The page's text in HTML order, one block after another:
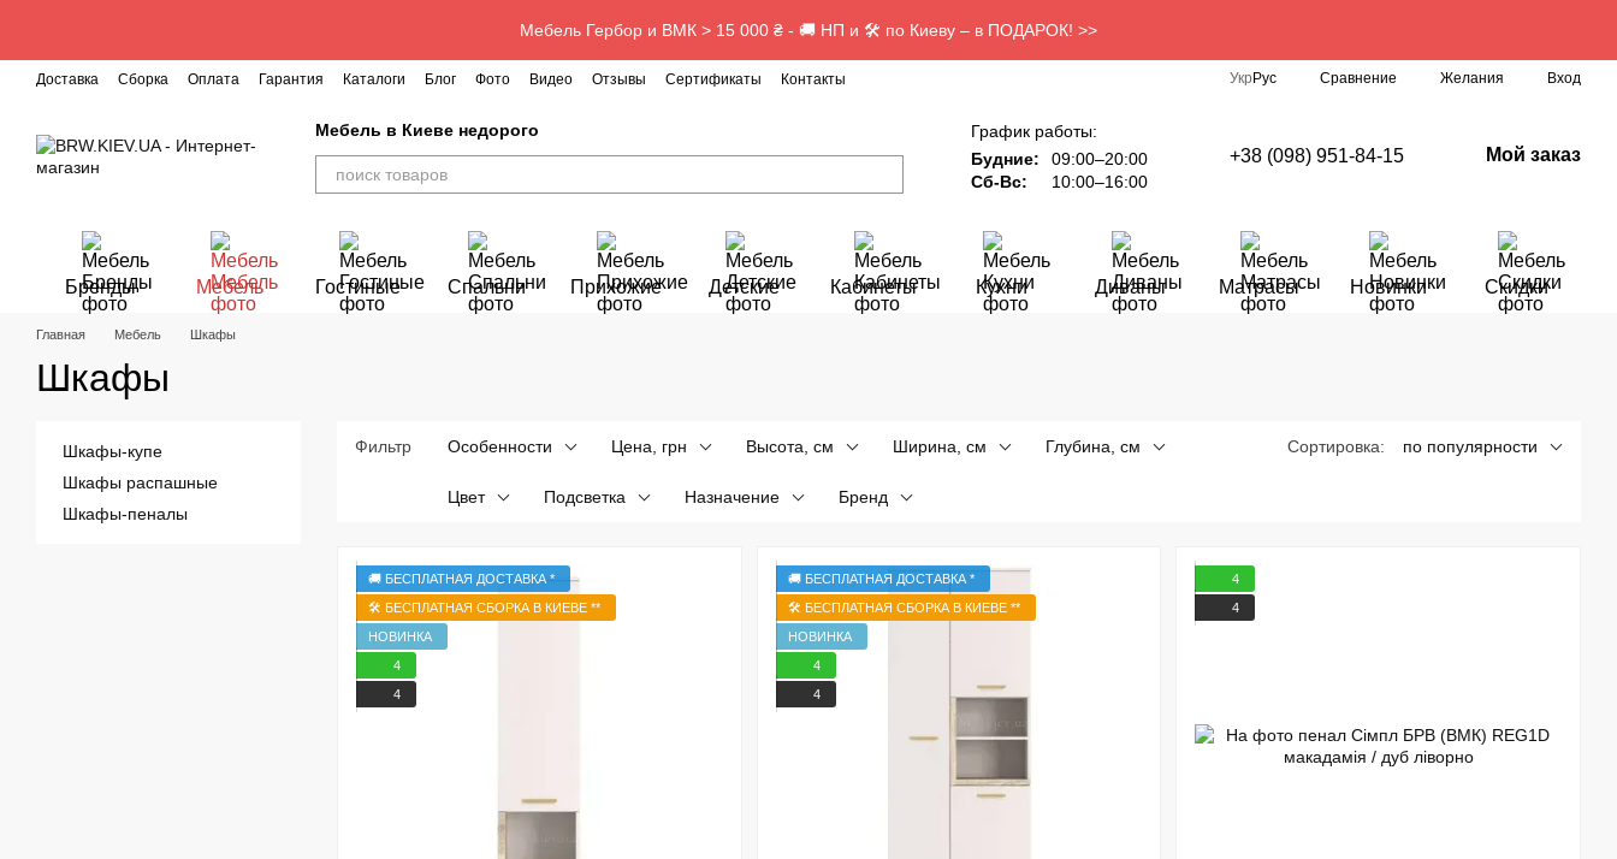
Мебель Гербор и ВМК > 15 000 ₴ - 🚚 НП и 🛠️ по Киеву – в ПОДАРОК! >>
Доставка Сборка Оплата Гарантия Каталоги Блог Фото Видео Отзывы Сертификаты Контакты Укр Рус Сравнение Желания Вход
Мебель в Киеве недорого
График работы:
Будние:
09:00–20:00
Сб-Вс:
10:00–16:00
+38 (098) 951-84-15 Мой заказ
Бренды Мебель Гостиные Спальни Прихожие Детские Кабинеты Кухни Диваны Матрасы Новинки Скидки
Главная Мебель Шкафы
Шкафы
Фильтр Особенности Цена, грн Высота, см Ширина, см Глубина, см
Цвет Подсветка Назначение Бренд
Сортировка: по популярности
🚚 БЕСПЛАТНАЯ ДОСТАВКА *
🛠️ БЕСПЛАТНАЯ СБОРКА В КИЕВЕ **
НОВИНКА
4
4
🚚 БЕСПЛАТНАЯ ДОСТАВКА *
🛠️ БЕСПЛАТНАЯ СБОРКА В КИЕВЕ **
НОВИНКА
4
4
4
4
Шкафы-купе
Шкафы распашные
Шкафы-пеналы